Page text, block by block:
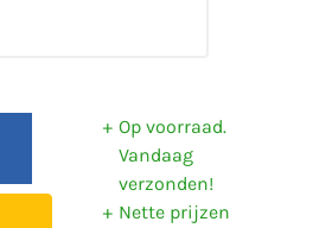
Op voorraad.
Vandaag
verzonden!
Nette prijzen